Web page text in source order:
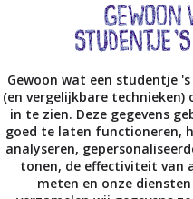
kan de was doen! Je
op 700 watt in
Gewoon wat een studentje
(en vergelijkbare
in te zien. Deze gegevens
goed te laten functioneren,
analyseren,
tonen, de effectiviteit van
meten en onze